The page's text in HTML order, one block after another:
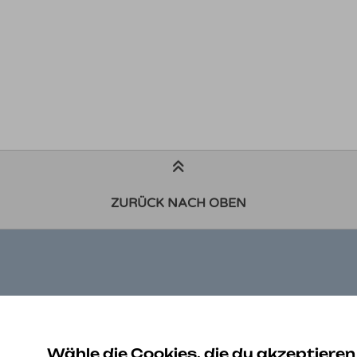
ZURÜCK NACH OBEN
Wähle die Cookies, die du akzeptieren